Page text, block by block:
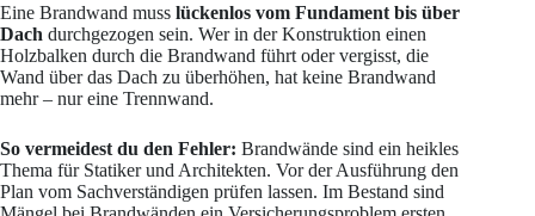
Eine Brandwand muss lückenlos vom Fundament bis über
Dach durchgezogen sein. Wer in der Konstruktion einen
Holzbalken durch die Brandwand führt oder vergisst, die
Wand über das Dach zu überhöhen, hat keine Brandwand
mehr – nur eine Trennwand.
So vermeidest du den Fehler: Brandwände sind ein heikles
Thema für Statiker und Architekten. Vor der Ausführung den
Plan vom Sachverständigen prüfen lassen. Im Bestand sind